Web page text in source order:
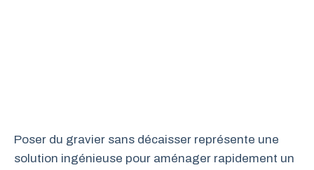
Poser du gravier sans décaisser représente une
solution ingénieuse pour aménager rapidement un